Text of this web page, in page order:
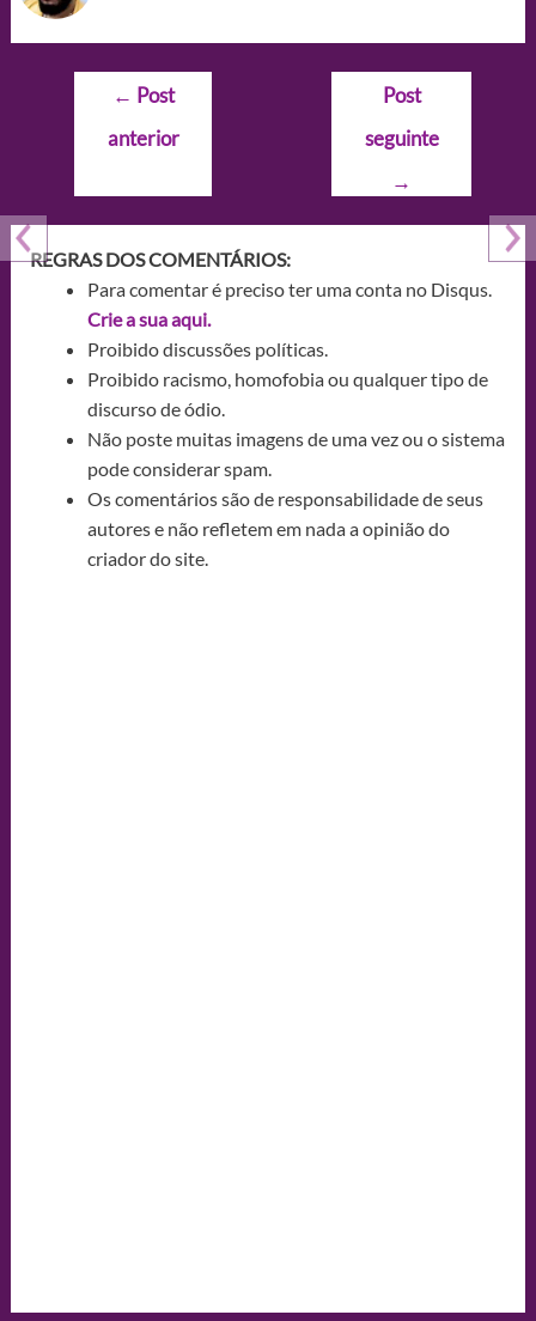
Navegação
Post
← Post
anterior
Post
seguinte
→
REGRAS DOS COMENTÁRIOS:
Para comentar é preciso ter uma conta no Disqus.
Crie a sua aqui.
Proibido discussões políticas.
Proibido racismo, homofobia ou qualquer tipo de
discurso de ódio.
Não poste muitas imagens de uma vez ou o sistema
pode considerar spam.
Os comentários são de responsabilidade de seus
autores e não refletem em nada a opinião do
criador do site.